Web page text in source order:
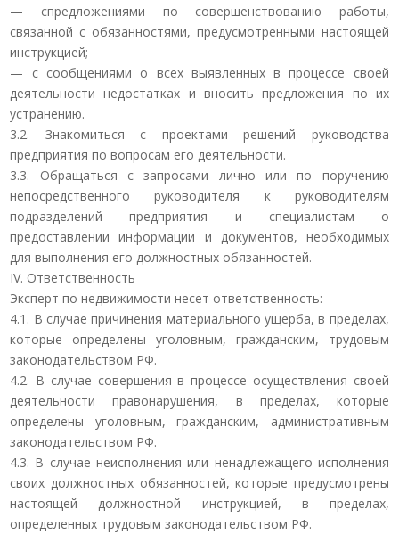
— cпредложениями по совершенствованию работы,
связанной с обязанностями, предусмотренными настоящей
инструкцией;
— с сообщениями о всех выявленных в процессе своей
деятельности недостатках и вносить предложения по их
устранению.
3.2. Знакомиться с проектами решений руководства
предприятия по вопросам его деятельности.
3.3. Обращаться с запросами лично или по поручению
непосредственного руководителя к руководителям
подразделений предприятия и специалистам о
предоставлении информации и документов, необходимых
для выполнения его должностных обязанностей.
IV. Ответственность
Эксперт по недвижимости несет ответственность:
4.1. В случае причинения материального ущерба, в пределах,
которые определены уголовным, гражданским, трудовым
законодательством РФ.
4.2. В случае совершения в процессе осуществления своей
деятельности правонарушения, в пределах, которые
определены уголовным, гражданским, административным
законодательством РФ.
4.3. В случае неисполнения или ненадлежащего исполнения
своих должностных обязанностей, которые предусмотрены
настоящей должностной инструкцией, в пределах,
определенных трудовым законодательством РФ.